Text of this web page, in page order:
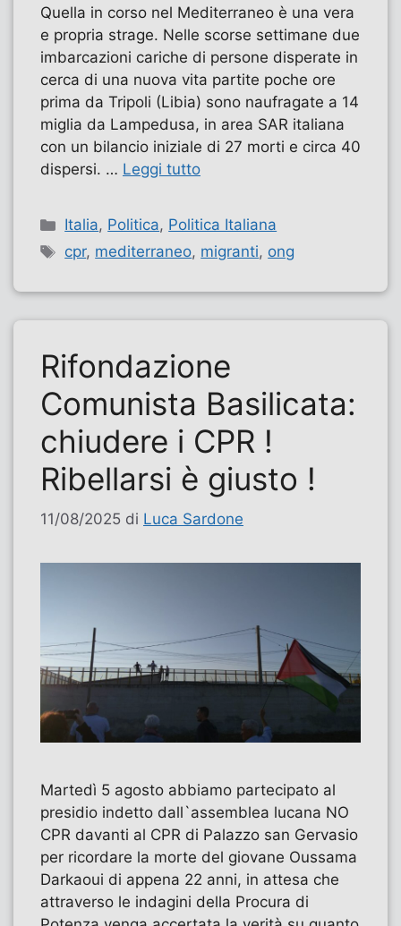
Quella in corso nel Mediterraneo è una vera
e propria strage. Nelle scorse settimane due
imbarcazioni cariche di persone disperate in
cerca di una nuova vita partite poche ore
prima da Tripoli (Libia) sono naufragate a 14
miglia da Lampedusa, in area SAR italiana
con un bilancio iniziale di 27 morti e circa 40
dispersi. … Leggi tutto
Categorie
Italia, Politica, Politica Italiana
Tag
cpr, mediterraneo, migranti, ong
Rifondazione
Comunista Basilicata:
chiudere i CPR !
Ribellarsi è giusto !
11/08/2025 di Luca Sardone
Martedì 5 agosto abbiamo partecipato al
presidio indetto dall`assemblea lucana NO
CPR davanti al CPR di Palazzo san Gervasio
per ricordare la morte del giovane Oussama
Darkaoui di appena 22 anni, in attesa che
attraverso le indagini della Procura di